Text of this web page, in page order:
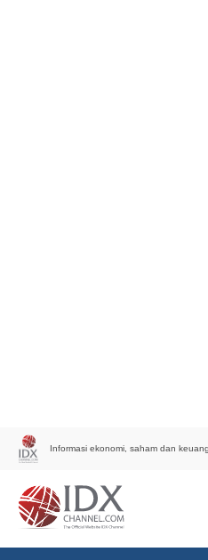
Informasi ekonomi, saham dan